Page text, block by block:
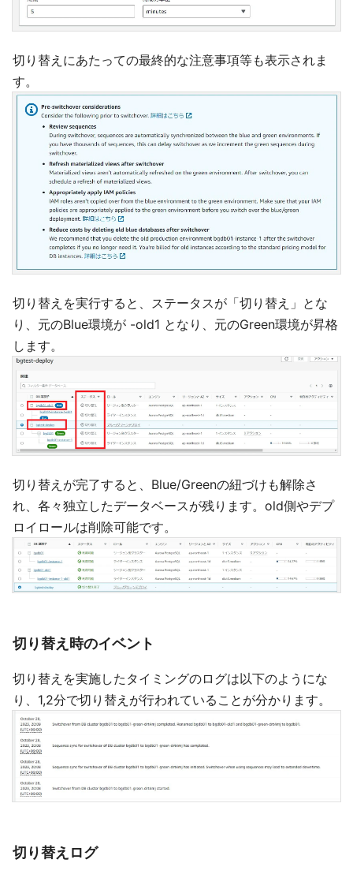
切り替えにあたっての最終的な注意事項等も表示されま
す。
切り替えを実行すると、ステータスが「切り替え」とな
り、元のBlue環境が -old1 となり、元のGreen環境が昇格
します。
切り替えが完了すると、Blue/Greenの紐づけも解除さ
れ、各々独立したデータベースが残ります。old側やデプ
ロイロールは削除可能です。
切り替え時のイベント
切り替えを実施したタイミングのログは以下のようにな
り、1,2分で切り替えが行われていることが分かります。
切り替えログ